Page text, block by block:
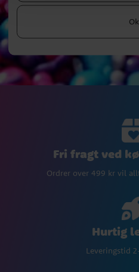
Ok
Fri fragt ved
Ordrer over 499 kr vil
Hurtig
Leveringstid